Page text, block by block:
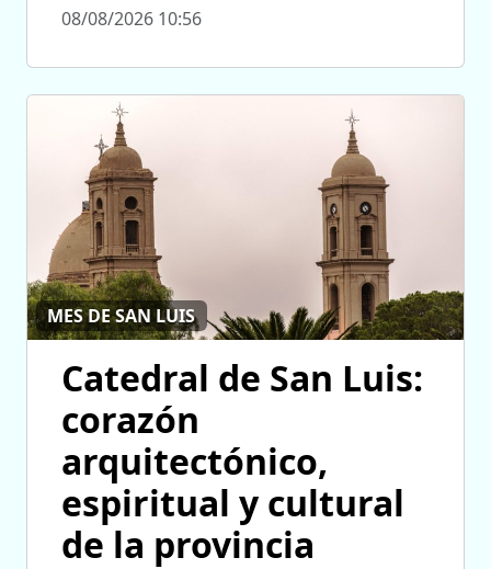
08/08/2026 10:56
MES DE SAN LUIS
Catedral de San Luis:
corazón
arquitectónico,
espiritual y cultural
de la provincia